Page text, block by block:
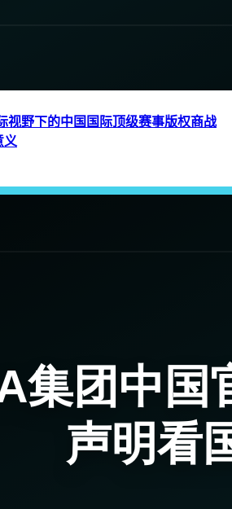
视野下的中国国际顶级赛事版权商战
义